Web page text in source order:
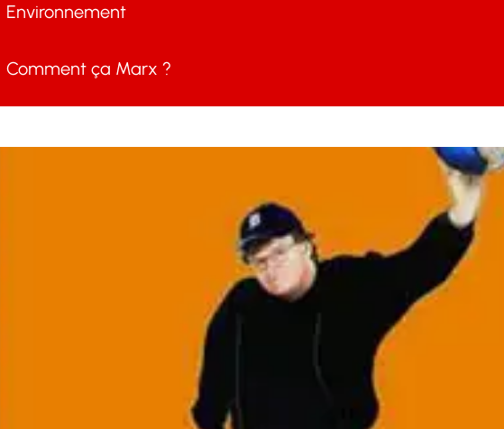
Environnement
Comment ça Marx ?